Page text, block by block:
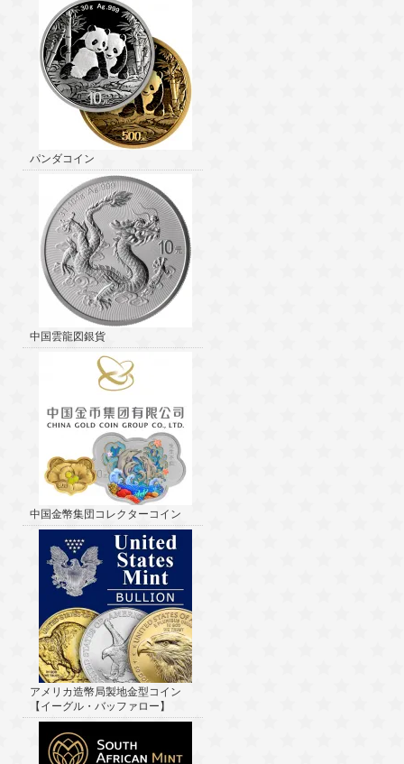
パンダコイン
中国雲龍図銀貨
中国金幣集団コレクターコイン
アメリカ造幣局製地金型コイン
【イーグル・バッファロー】